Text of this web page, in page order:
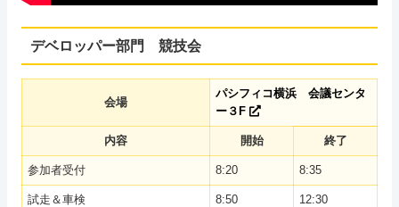
デベロッパー部門 競技会
会場
パシフィコ横浜 会議センタ
ー３F
内容 開始 終了
参加者受付 8:20 8:35
試走＆車検 8:50 12:30